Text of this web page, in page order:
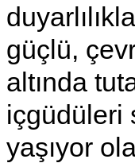
güçlü,
altında
içgüdüleri
yaşıyor